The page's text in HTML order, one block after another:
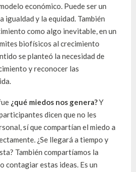
económico. Puede ser un
igualdad y la equidad. También
como algo inevitable, en un
biofísicos al crecimiento
se planteó la necesidad de
y reconocer las
¿qué miedos nos genera?Y
dicen que no les
sí que compartían el miedo a
¿Se llegará a tiempo y
También compartíamos la
contagiar estas ideas. Es un